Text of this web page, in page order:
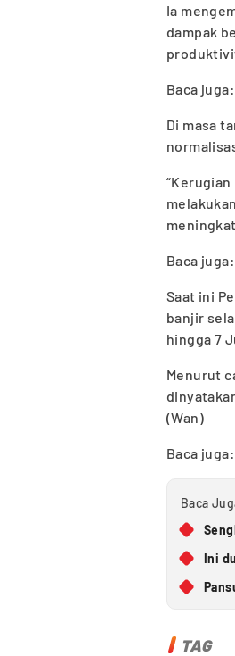
Ia
dampak
Baca
Di masa
Baca juga:
Saat ini
banjir
hingga 7
Menurut
(Wan)
Baca
Baca
Ini
TAG